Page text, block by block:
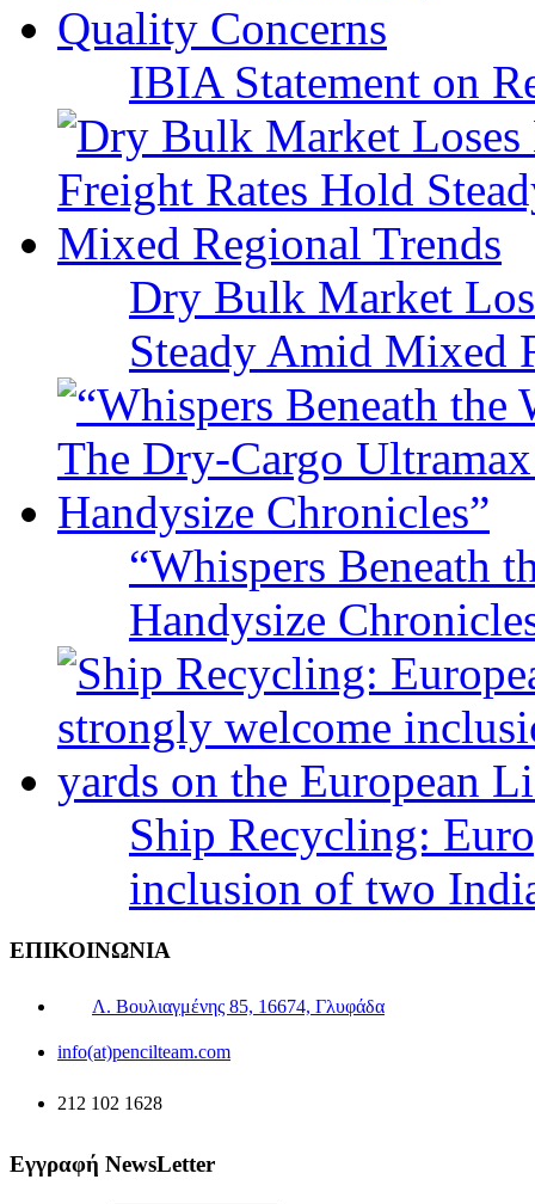
IBIA Statement on
Dry Bulk Market
Steady Amid Mixed
“Whispers Beneath
Handysize
Ship Recycling:
inclusion of two
ΕΠΙΚΟΙΝΩΝΙΑ
Λ. Βουλιαγμένης 85, 16674, Γλυφάδα
info(at)pencilteam.com
212 102 1628
Εγγραφή NewsLetter